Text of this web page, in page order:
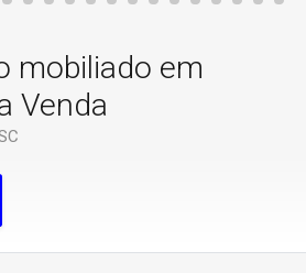
mobiliado em
Venda